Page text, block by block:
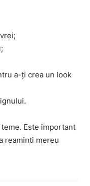
a-ți crea un look
Este important
reaminti mereu